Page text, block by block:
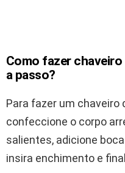
Como fazer
a passo?
Para fazer um chaveiro
confeccione o corpo
salientes, adicione
insira enchimento e